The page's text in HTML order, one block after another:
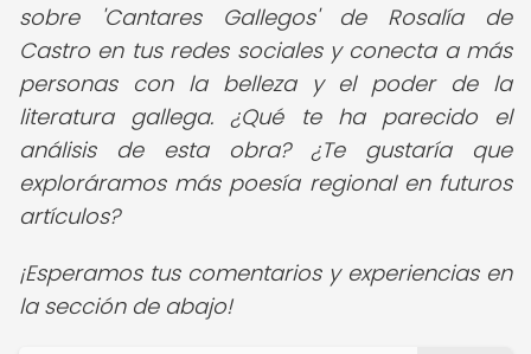
sobre 'Cantares Gallegos' de Rosalía de
Castro en tus redes sociales y conecta a más
personas con la belleza y el poder de la
literatura gallega. ¿Qué te ha parecido el
análisis de esta obra? ¿Te gustaría que
exploráramos más poesía regional en futuros
artículos?
¡Esperamos tus comentarios y experiencias en
la sección de abajo!